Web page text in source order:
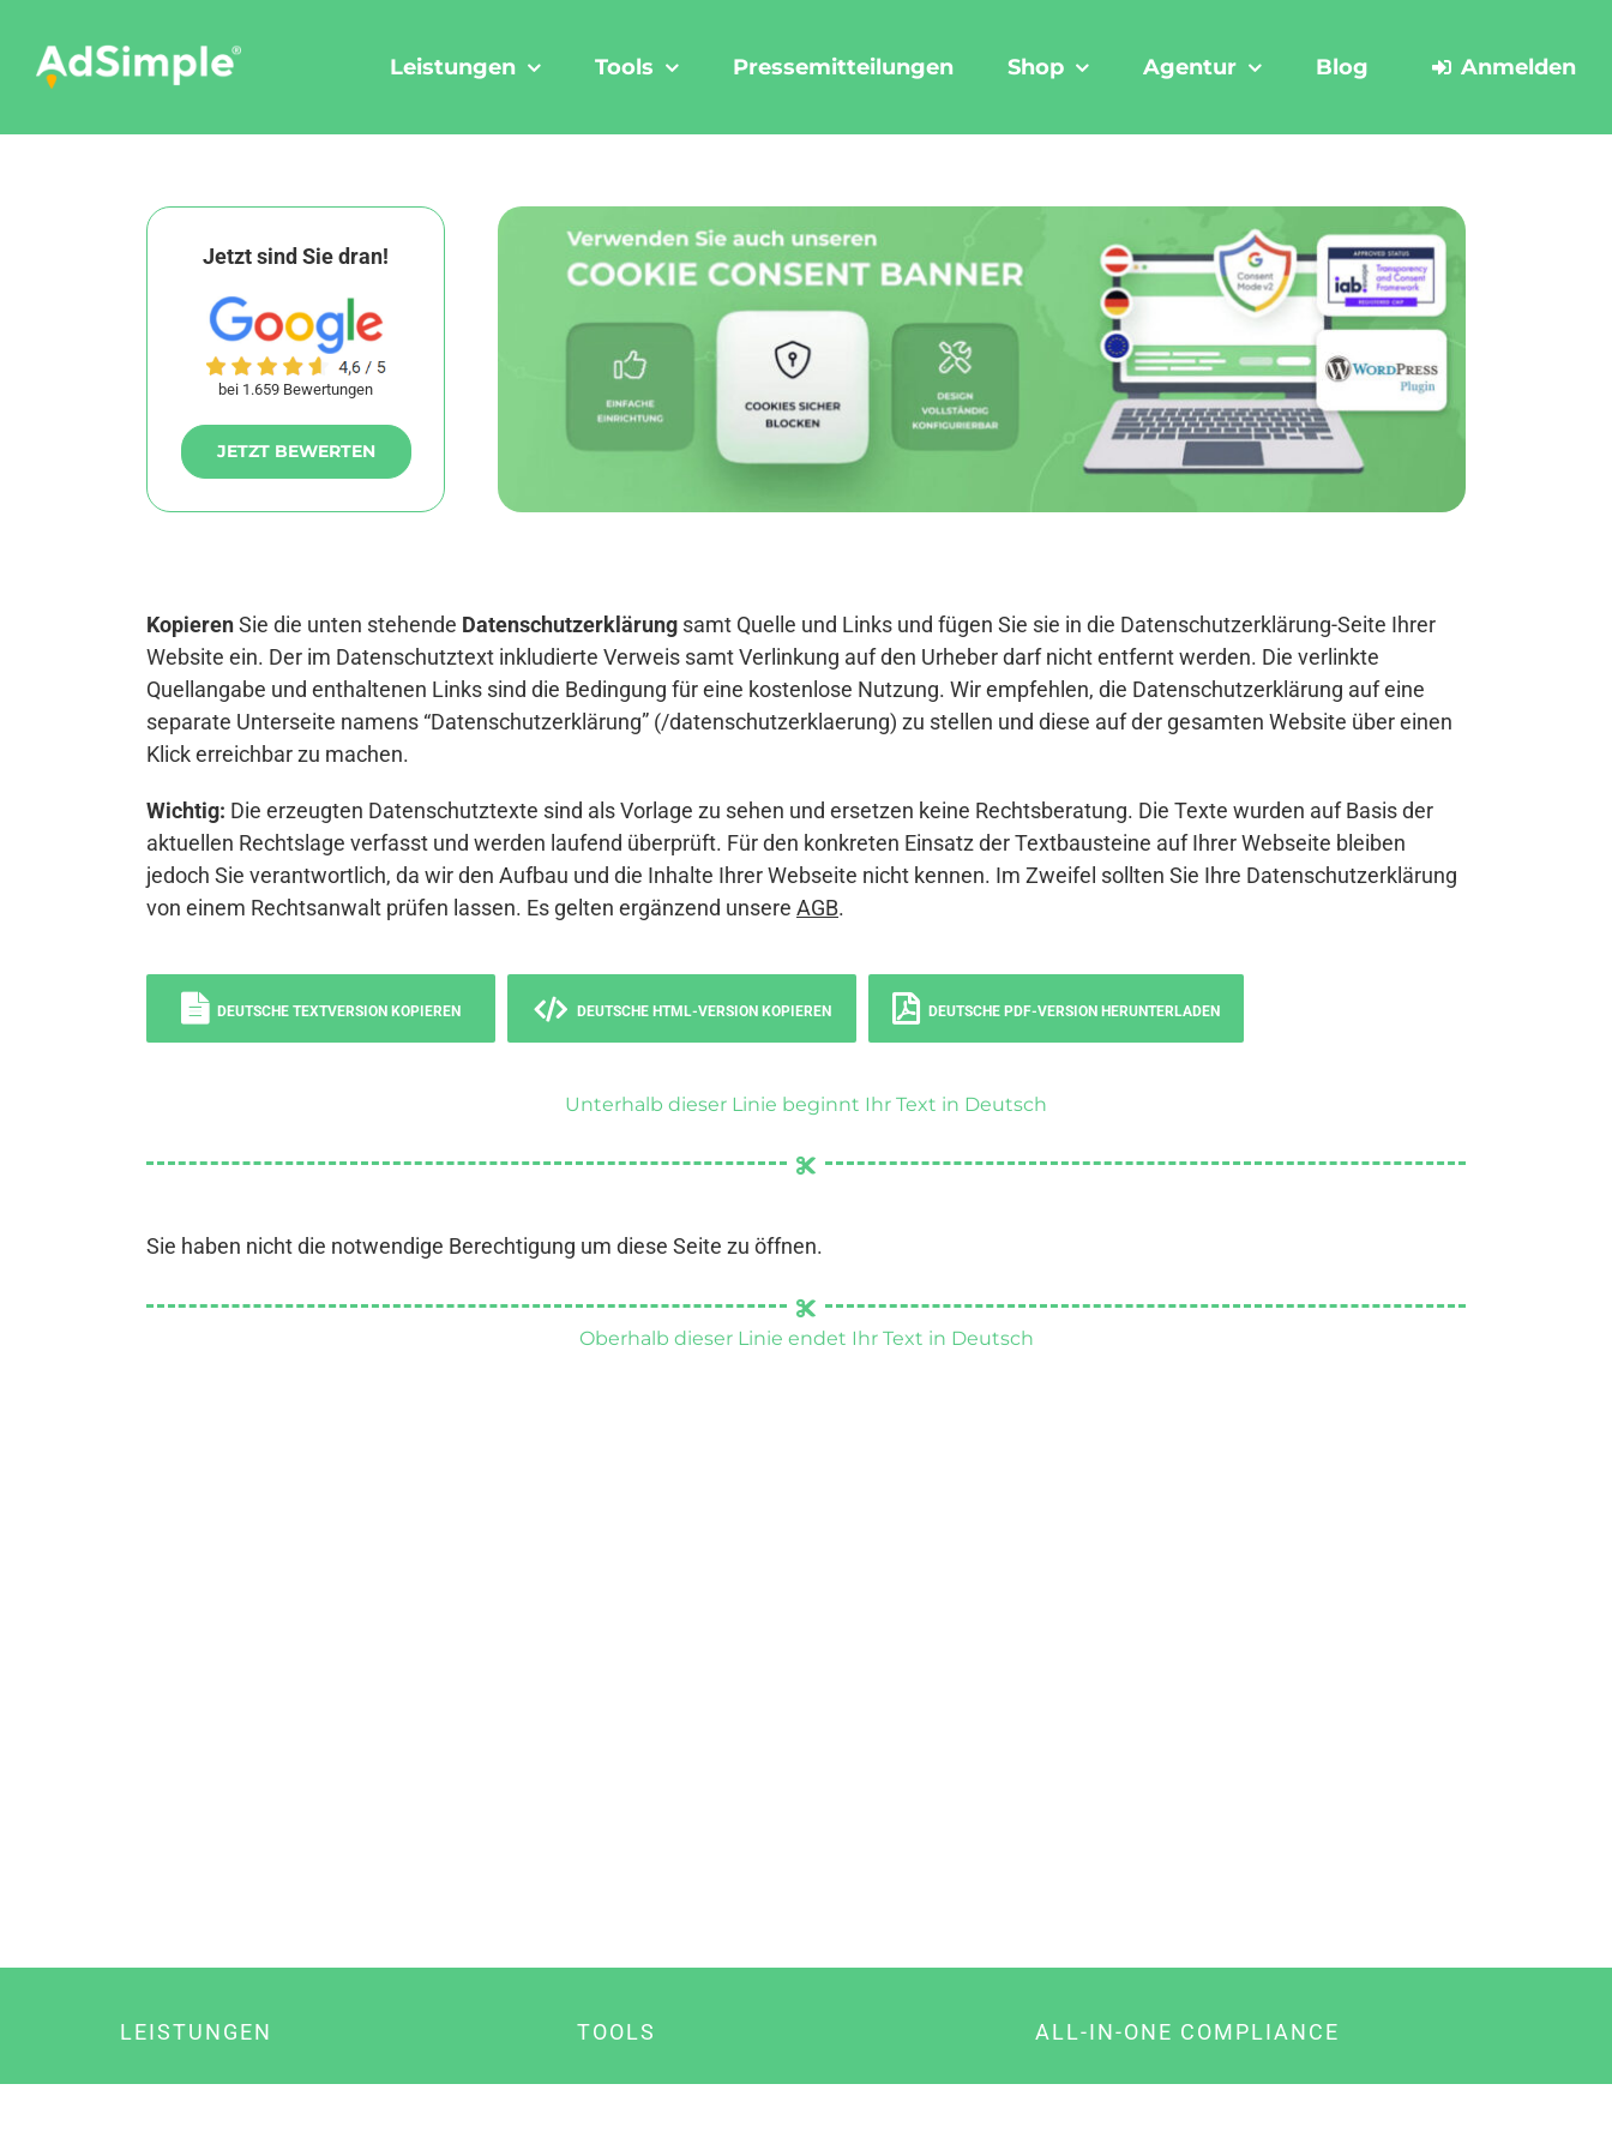
content
Leistungen Tools Pressemitteilungen Shop Agentur Blog Anmelden
Jetzt sind Sie dran!
bei 1.659 Bewertungen
JETZT BEWERTEN
KopierenSie die unten stehende Datenschutzerklärung samt Quelle und Links und fügen Sie sie in die Datenschutzerklärung-Seite Ihrer
Website ein. Der im Datenschutztext inkludierte Verweis samt Verlinkung auf den Urheber darf nicht entfernt werden. Die verlinkte
Quellangabe und enthaltenen Links sind die Bedingung für eine kostenlose Nutzung. Wir empfehlen, die Datenschutzerklärung auf eine
separate Unterseite namens “Datenschutzerklärung” (/datenschutzerklaerung) zu stellen und diese auf der gesamten Website über einen
Klick erreichbar zu machen.
Wichtig: Die erzeugten Datenschutztexte sind als Vorlage zu sehen und ersetzen keine Rechtsberatung. Die Texte wurden auf Basis der
aktuellen Rechtslage verfasst und werden laufend überprüft. Für den konkreten Einsatz der Textbausteine auf Ihrer Webseite bleiben
jedoch Sie verantwortlich, da wir den Aufbau und die Inhalte Ihrer Webseite nicht kennen. Im Zweifel sollten Sie Ihre Datenschutzerklärung
von einem Rechtsanwalt prüfen lassen. Es gelten ergänzend unsere AGB.
DEUTSCHE TEXTVERSION KOPIEREN DEUTSCHE HTML-VERSION KOPIEREN DEUTSCHE PDF-VERSION HERUNTERLADEN
Unterhalb dieser Linie beginnt Ihr Text in Deutsch
Sie haben nicht die notwendige Berechtigung um diese Seite zu öffnen.
Oberhalb dieser Linie endet Ihr Text in Deutsch
LEISTUNGEN TOOLS ALL-IN-ONE COMPLIANCE